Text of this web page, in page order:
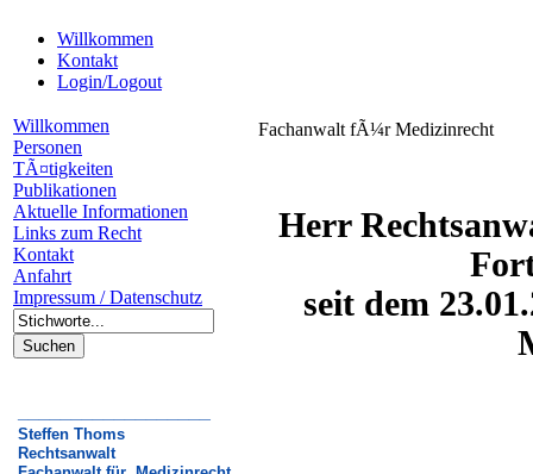
Willkommen
Kontakt
Login/Logout
Willkommen
Personen
TÃ¤tigkeiten
Publikationen
Aktuelle Informationen
Links zum Recht
Kontakt
Anfahrt
Impressum / Datenschutz
Steffen Thoms
Rechtsanwalt
Fachanwalt fÃ¼r Medizinrecht
Herr
seit dem